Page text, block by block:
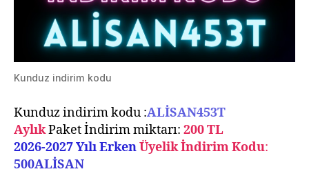
Kunduz indirim kodu
Kunduz indirim kodu :ALİSAN453T
AylıkPaket İndirim miktarı: 200 TL
2026-2027 Yılı ErkenÜyelik İndirim Kodu:
500ALİSAN